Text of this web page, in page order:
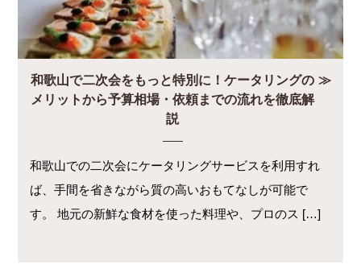
和歌山で二次会をもっと特別に！ケータリングの
メリットから予算相場・依頼までの流れを徹底解
説
和歌山での二次会にケータリングサービスを利用すれ
ば、手間を省きながら質の高いおもてなしが可能で
す。 地元の新鮮な食材を使った料理や、プロのス […]